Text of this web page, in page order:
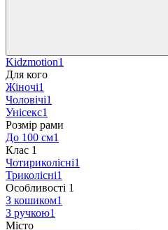
Kidzmotion1
Для кого
Жіночі1
Чоловічі1
Унісекс1
Розмір рами
До 100 см1
Клас 1
Чотириколісні1
Триколісні1
Особливості 1
З кошиком1
З ручкою1
Місто